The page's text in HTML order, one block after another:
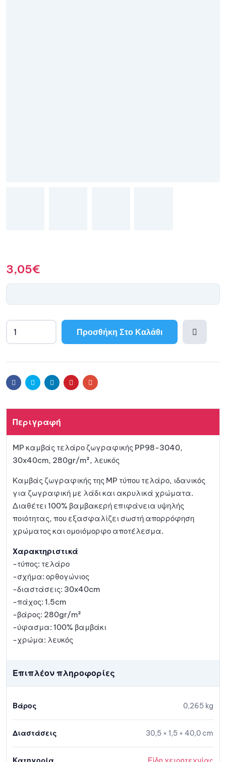
3,05€
Προσθήκη Στο Καλάθι
μένων
l
r
FacebookTwitter LinkedinPinterestEmail
Περιγραφή
MP καμβάς τελάρο ζωγραφικής PP98-3040,
30x40cm, 280gr/m², λευκός
Καμβάς ζωγραφικής της MP τύπου τελάρο, ιδανικός
για ζωγραφική με λάδι και ακρυλικά χρώματα.
Διαθέτει 100% βαμβακερή επιφάνεια υψηλής
ποιότητας, που εξασφαλίζει σωστή απορρόφηση
χρώματος και ομοιόμορφο αποτέλεσμα.
Χαρακτηριστικά
-τύπος: τελάρο
-σχήμα: ορθογώνιος
-διαστάσεις: 30x40cm
-πάχος: 1.5cm
-βάρος: 280gr/m²
-ύφασμα: 100% βαμβάκι
-χρώμα: λευκός
Επιπλέον πληροφορίες
Βάρος 0,265 kg
Διαστάσεις 30,5 × 1,5 × 40,0 cm